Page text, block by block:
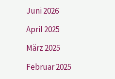
Juni 2026
April 2025
März 2025
Februar 2025